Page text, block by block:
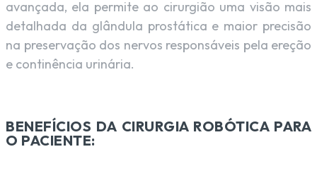
avançada, ela permite ao cirurgião uma visão mais
detalhada da glândula prostática e maior precisão
na preservação dos nervos responsáveis pela ereção
e continência urinária.
BENEFÍCIOS DA CIRURGIA ROBÓTICA PARA
O PACIENTE: